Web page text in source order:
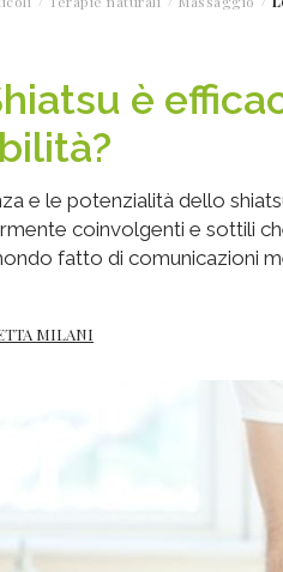
è
e le potenzialità dello
coinvolgenti e sottili
fatto di comunicazioni
MILANI